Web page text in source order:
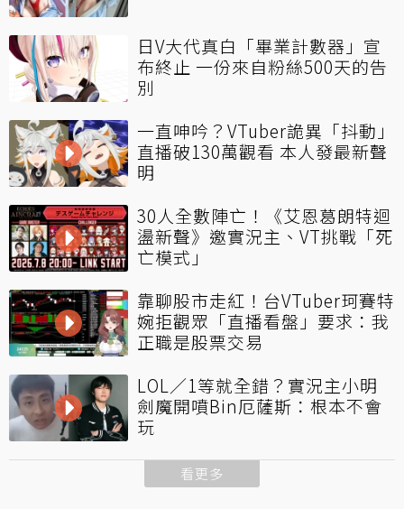
日V大代真白「畢業計數器」宣
布終止 一份來自粉絲500天的告
別
一直呻吟？VTuber詭異「抖動」
直播破130萬觀看 本人發最新聲
明
30人全數陣亡！《艾恩葛朗特迴
盪新聲》邀實況主、VT挑戰「死
亡模式」
靠聊股市走紅！台VTuber珂賽特
婉拒觀眾「直播看盤」要求：我
正職是股票交易
LOL／1等就全錯？實況主小明
劍魔開噴Bin厄薩斯：根本不會
玩
看更多